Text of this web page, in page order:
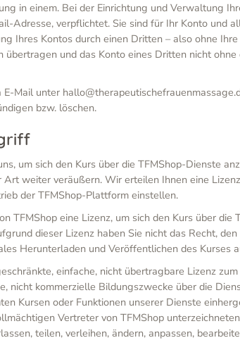
in einem. Bei der Einrichtung und Verwaltung
Adresse, verpflichtet. Sie sind für Ihr Konto und
Ihres Kontos durch einen Dritten – also ohne
und das Konto eines Dritten nicht
Mail unter
bzw. löschen.
um sich den Kurs über die TFMShop-Dienste
weiter veräußern. Wir erteilen Ihnen eine
der TFMShop-Plattform einstellen.
TFMShop eine Lizenz, um sich den Kurs über
dieser Lizenz haben Sie nicht das Recht,
Herunterladen und Veröffentlichen des Kurses
einfache, nicht übertragbare Lizenz
nicht kommerzielle Bildungszwecke über die
Kursen oder Funktionen unserer Dienste
Vertreter von TFMShop
teilen, verleihen, ändern, anpassen,